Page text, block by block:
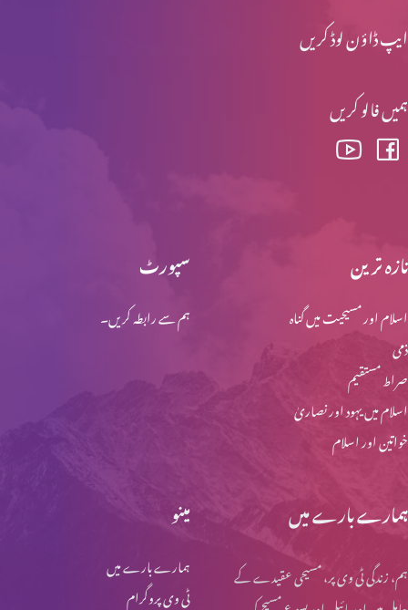
ایپ ڈاؤن لوڈ کریں
ہمیں فالو کریں
سپورٹ
ہم سے رابطہ کریں۔
تازہ ترین
اسلام اور مسیحیت میں گناہ
ذمی
صراط مستقیم
اسلام میں یہود اور نصاریٰ
خواتین اور اسلام
مینو
ہمارے بارے میں
ٹی وی پروگرام
ہمارے بارے میں
ہم، زندگی ٹی وی پر، مسیحی عقیدے کے